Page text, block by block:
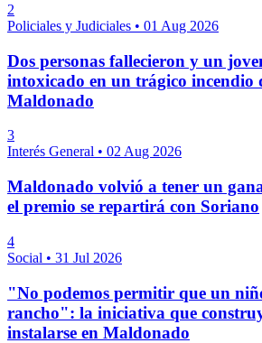
2
Policiales y Judiciales • 01 Aug 2026
Dos personas fallecieron y un
intoxicado en un trágico incendio
Maldonado
3
Interés General • 02 Aug 2026
Maldonado volvió a tener un
el premio se repartirá con Soriano
4
Social • 31 Jul 2026
"No podemos permitir que un
rancho": la iniciativa que
instalarse en Maldonado